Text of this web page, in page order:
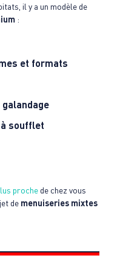
il y a un modèle de
:
et formats
soufflet
prochede chez vous
de menuiseries mixtes